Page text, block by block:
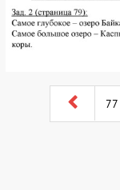
77